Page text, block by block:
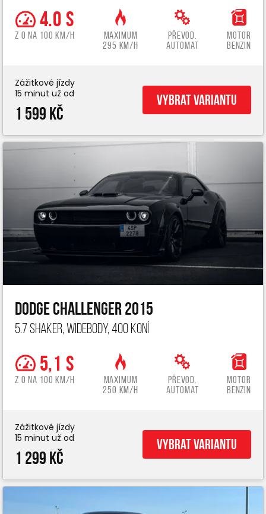
4.0 s
z 0 na 100 km/h
Maximum
295 km/h
Převod.
automat
Motor
benzin
Zážitkové jízdy
15 minut už od
1 599 Kč
Vybrat variantu
Dodge Challenger 2015
5.7 Shaker, widebody, 400 koní
5,1 s
z 0 na 100 km/h
Maximum
250 km/h
Převod.
automat
Motor
benzin
Zážitkové jízdy
15 minut už od
1 299 Kč
Vybrat variantu